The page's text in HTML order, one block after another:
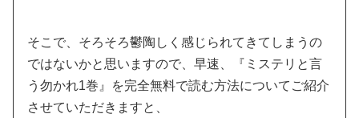
そこで、そろそろ鬱陶しく感じられてきてしまうの
ではないかと思いますので、早速、『ミステリと言
う勿かれ1巻』を完全無料で読む方法についてご紹介
させていただきますと、